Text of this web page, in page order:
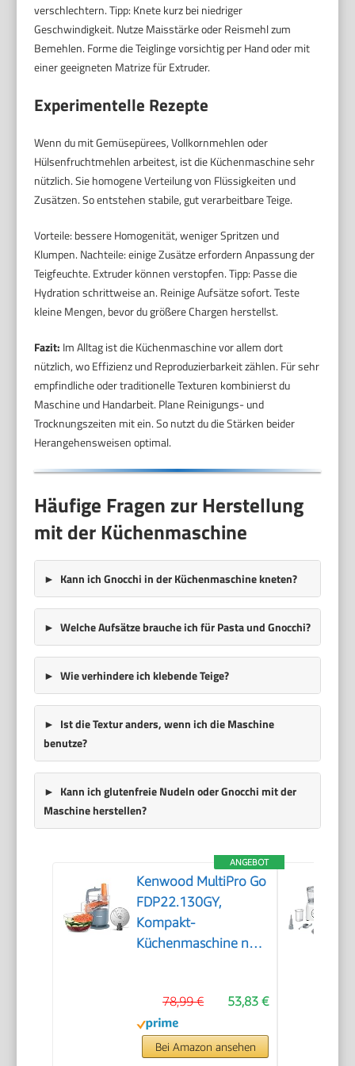
verschlechtern. Tipp: Knete kurz bei niedriger
Geschwindigkeit. Nutze Maisstärke oder Reismehl zum
Bemehlen. Forme die Teiglinge vorsichtig per Hand oder mit
einer geeigneten Matrize für Extruder.
Experimentelle Rezepte
Wenn du mit Gemüsepürees, Vollkornmehlen oder
Hülsenfruchtmehlen arbeitest, ist die Küchenmaschine sehr
nützlich. Sie homogene Verteilung von Flüssigkeiten und
Zusätzen. So entstehen stabile, gut verarbeitbare Teige.
Vorteile: bessere Homogenität, weniger Spritzen und
Klumpen. Nachteile: einige Zusätze erfordern Anpassung der
Teigfeuchte. Extruder können verstopfen. Tipp: Passe die
Hydration schrittweise an. Reinige Aufsätze sofort. Teste
kleine Mengen, bevor du größere Chargen herstellst.
Fazit: Im Alltag ist die Küchenmaschine vor allem dort
nützlich, wo Effizienz und Reproduzierbarkeit zählen. Für sehr
empfindliche oder traditionelle Texturen kombinierst du
Maschine und Handarbeit. Plane Reinigungs- und
Trocknungszeiten mit ein. So nutzt du die Stärken beider
Herangehensweisen optimal.
Häufige Fragen zur Herstellung
mit der Küchenmaschine
Kann ich Gnocchi in der Küchenmaschine kneten?
Welche Aufsätze brauche ich für Pasta und Gnocchi?
Wie verhindere ich klebende Teige?
Ist die Textur anders, wenn ich die Maschine
benutze?
Kann ich glutenfreie Nudeln oder Gnocchi mit der
Maschine herstellen?
ANGEBOT
Kenwood MultiPro Go
FDP22.130GY,
Kompakt-
Küchenmaschine nur
Pürieren und Teig
Kneten, Express-
Serve, 1,3 l
53,83 €
78,99 €
Bei Amazon ansehen